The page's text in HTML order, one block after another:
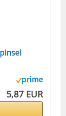
5,87 EUR